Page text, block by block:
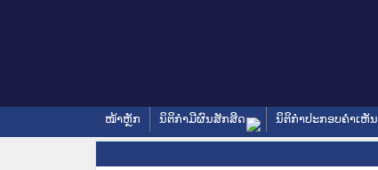
ໜ້າຫຼັກ ນິຕິກໍາມີຜົນສັກສິດ ນິຕິກໍາປະກອບຄໍາເຫັນ